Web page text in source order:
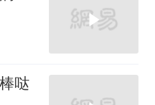
哒